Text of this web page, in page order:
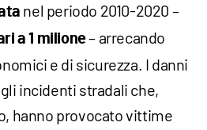
nel periodo 2010-2020 –
a 1 milione– arrecando
e di sicurezza. I danni
incidenti stradali che,
hanno provocato vittime